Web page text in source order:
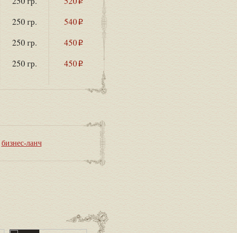
250 гр. 540 i
250 гр. 450 i
250 гр. 450 i
бизнес-ланч